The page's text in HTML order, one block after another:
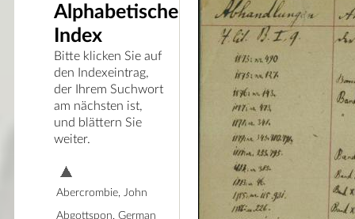
Alphabetischer
Index
Bitte klicken Sie auf
den Indexeintrag,
der Ihrem Suchwort
am nächsten ist,
und blättern Sie
weiter.
Abercrombie, John
Abgottspon, German